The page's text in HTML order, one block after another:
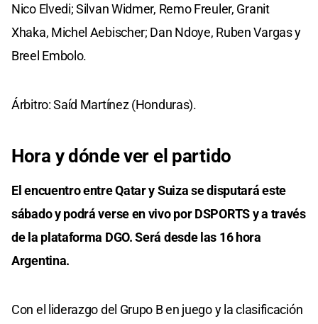
Nico Elvedi; Silvan Widmer, Remo Freuler, Granit
Xhaka, Michel Aebischer; Dan Ndoye, Ruben Vargas y
Breel Embolo.
Árbitro: Saíd Martínez (Honduras).
Hora y dónde ver el partido
El encuentro entre Qatar y Suiza se disputará este
sábado y podrá verse en vivo por DSPORTS y a través
de la plataforma DGO. Será desde las 16 hora
Argentina.
Con el liderazgo del Grupo B en juego y la clasificación